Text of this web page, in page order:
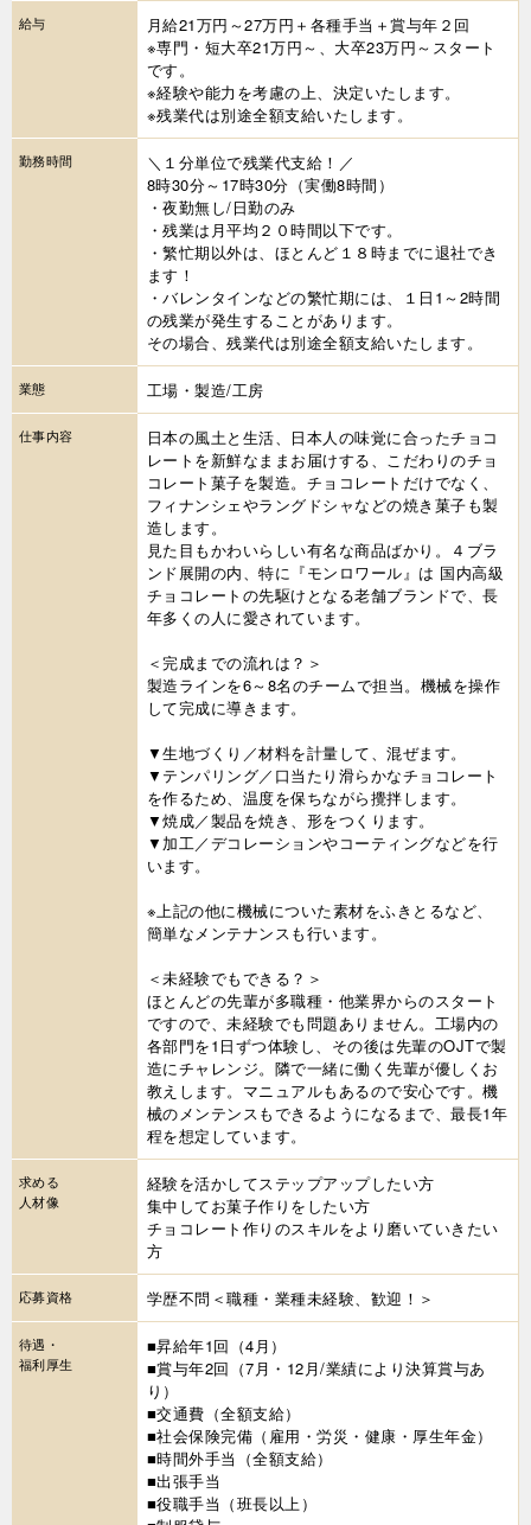
給与
月給21万円～27万円＋各種手当＋賞与年２回
※専門・短大卒21万円～、大卒23万円～スタート
です。
※経験や能力を考慮の上、決定いたします。
※残業代は別途全額支給いたします。
勤務時間
＼１分単位で残業代支給！／
8時30分～17時30分（実働8時間）
・夜勤無し/日勤のみ
・残業は月平均２０時間以下です。
・繁忙期以外は、ほとんど１８時までに退社でき
ます！
・バレンタインなどの繁忙期には、１日1～2時間
の残業が発生することがあります。
その場合、残業代は別途全額支給いたします。
業態 工場・製造/工房
仕事内容
日本の風土と生活、日本人の味覚に合ったチョコ
レートを新鮮なままお届けする、こだわりのチョ
コレート菓子を製造。チョコレートだけでなく、
フィナンシェやラングドシャなどの焼き菓子も製
造します。
見た目もかわいらしい有名な商品ばかり。４ブラ
ンド展開の内、特に『モンロワール』は 国内高級
チョコレートの先駆けとなる老舗ブランドで、長
年多くの人に愛されています。
＜完成までの流れは？＞
製造ラインを6～8名のチームで担当。機械を操作
して完成に導きます。
▼生地づくり／材料を計量して、混ぜます。
▼テンパリング／口当たり滑らかなチョコレート
を作るため、温度を保ちながら攪拌します。
▼焼成／製品を焼き、形をつくります。
▼加工／デコレーションやコーティングなどを行
います。
※上記の他に機械についた素材をふきとるなど、
簡単なメンテナンスも行います。
＜未経験でもできる？＞
ほとんどの先輩が多職種・他業界からのスタート
ですので、未経験でも問題ありません。工場内の
各部門を1日ずつ体験し、その後は先輩のOJTで製
造にチャレンジ。隣で一緒に働く先輩が優しくお
教えします。マニュアルもあるので安心です。機
械のメンテンスもできるようになるまで、最長1年
程を想定しています。
求める
人材像
経験を活かしてステップアップしたい方
集中してお菓子作りをしたい方
チョコレート作りのスキルをより磨いていきたい
方
応募資格 学歴不問＜職種・業種未経験、歓迎！＞
待遇・
福利厚生
■昇給年1回（4月）
■賞与年2回（7月・12月/業績により決算賞与あ
り）
■交通費（全額支給）
■社会保険完備（雇用・労災・健康・厚生年金）
■時間外手当（全額支給）
■出張手当
■役職手当（班長以上）